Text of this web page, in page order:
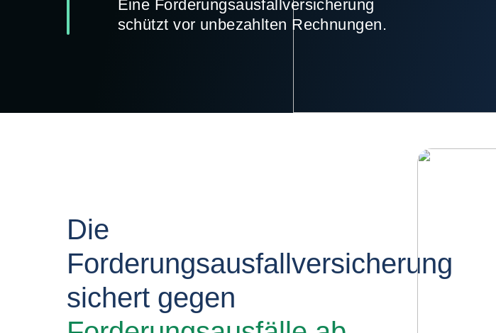
Eine Forderungsausfallversicherung
schützt vor unbezahlten Rechnungen.
Die
Forderungsausfallversicherung
sichert gegen